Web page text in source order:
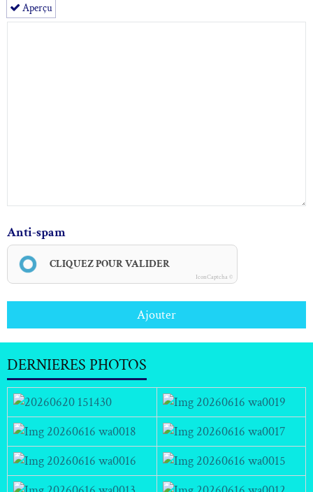
Aperçu
Anti-spam
CLIQUEZ POUR VALIDER
IconCaptcha ©
Ajouter
DERNIERES PHOTOS